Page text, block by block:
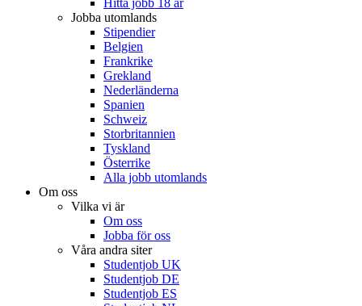
Hitta jobb 18 år
Jobba utomlands
Stipendier
Belgien
Frankrike
Grekland
Nederländerna
Spanien
Schweiz
Storbritannien
Tyskland
Österrike
Alla jobb utomlands
Om oss
Vilka vi är
Om oss
Jobba för oss
Våra andra siter
Studentjob UK
Studentjob DE
Studentjob ES